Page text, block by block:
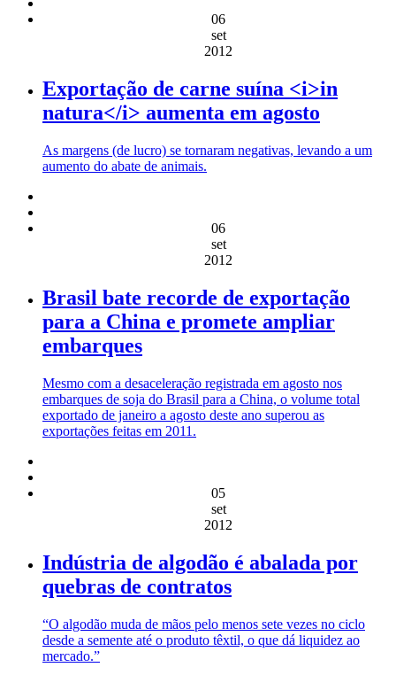
06
set
2012
Exportação de carne suína <i>in
natura</i> aumenta em agosto
As margens (de lucro) se tornaram negativas, levando a um
aumento do abate de animais.
06
set
2012
Brasil bate recorde de exportação
para a China e promete ampliar
embarques
Mesmo com a desaceleração registrada em agosto nos
embarques de soja do Brasil para a China, o volume total
exportado de janeiro a agosto deste ano superou as
exportações feitas em 2011.
05
set
2012
Indústria de algodão é abalada por
quebras de contratos
“O algodão muda de mãos pelo menos sete vezes no ciclo
desde a semente até o produto têxtil, o que dá liquidez ao
mercado.”